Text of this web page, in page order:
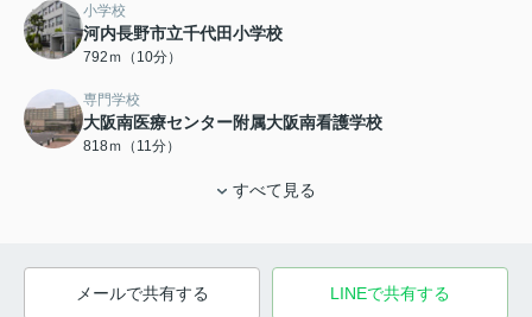
小学校
河内長野市立千代田小学校
792ｍ（10分）
専門学校
大阪南医療センター附属大阪南看護学校
818ｍ（11分）
すべて見る
メールで共有する LINEで共有する